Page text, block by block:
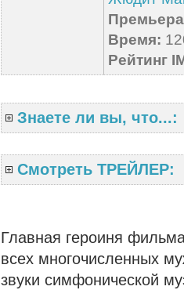
Время:
Рейтинг
Знаете ли вы, что...:
Смотреть ТРЕЙЛЕР:
Главная героиня
всех многочисленных
звуки симфонической